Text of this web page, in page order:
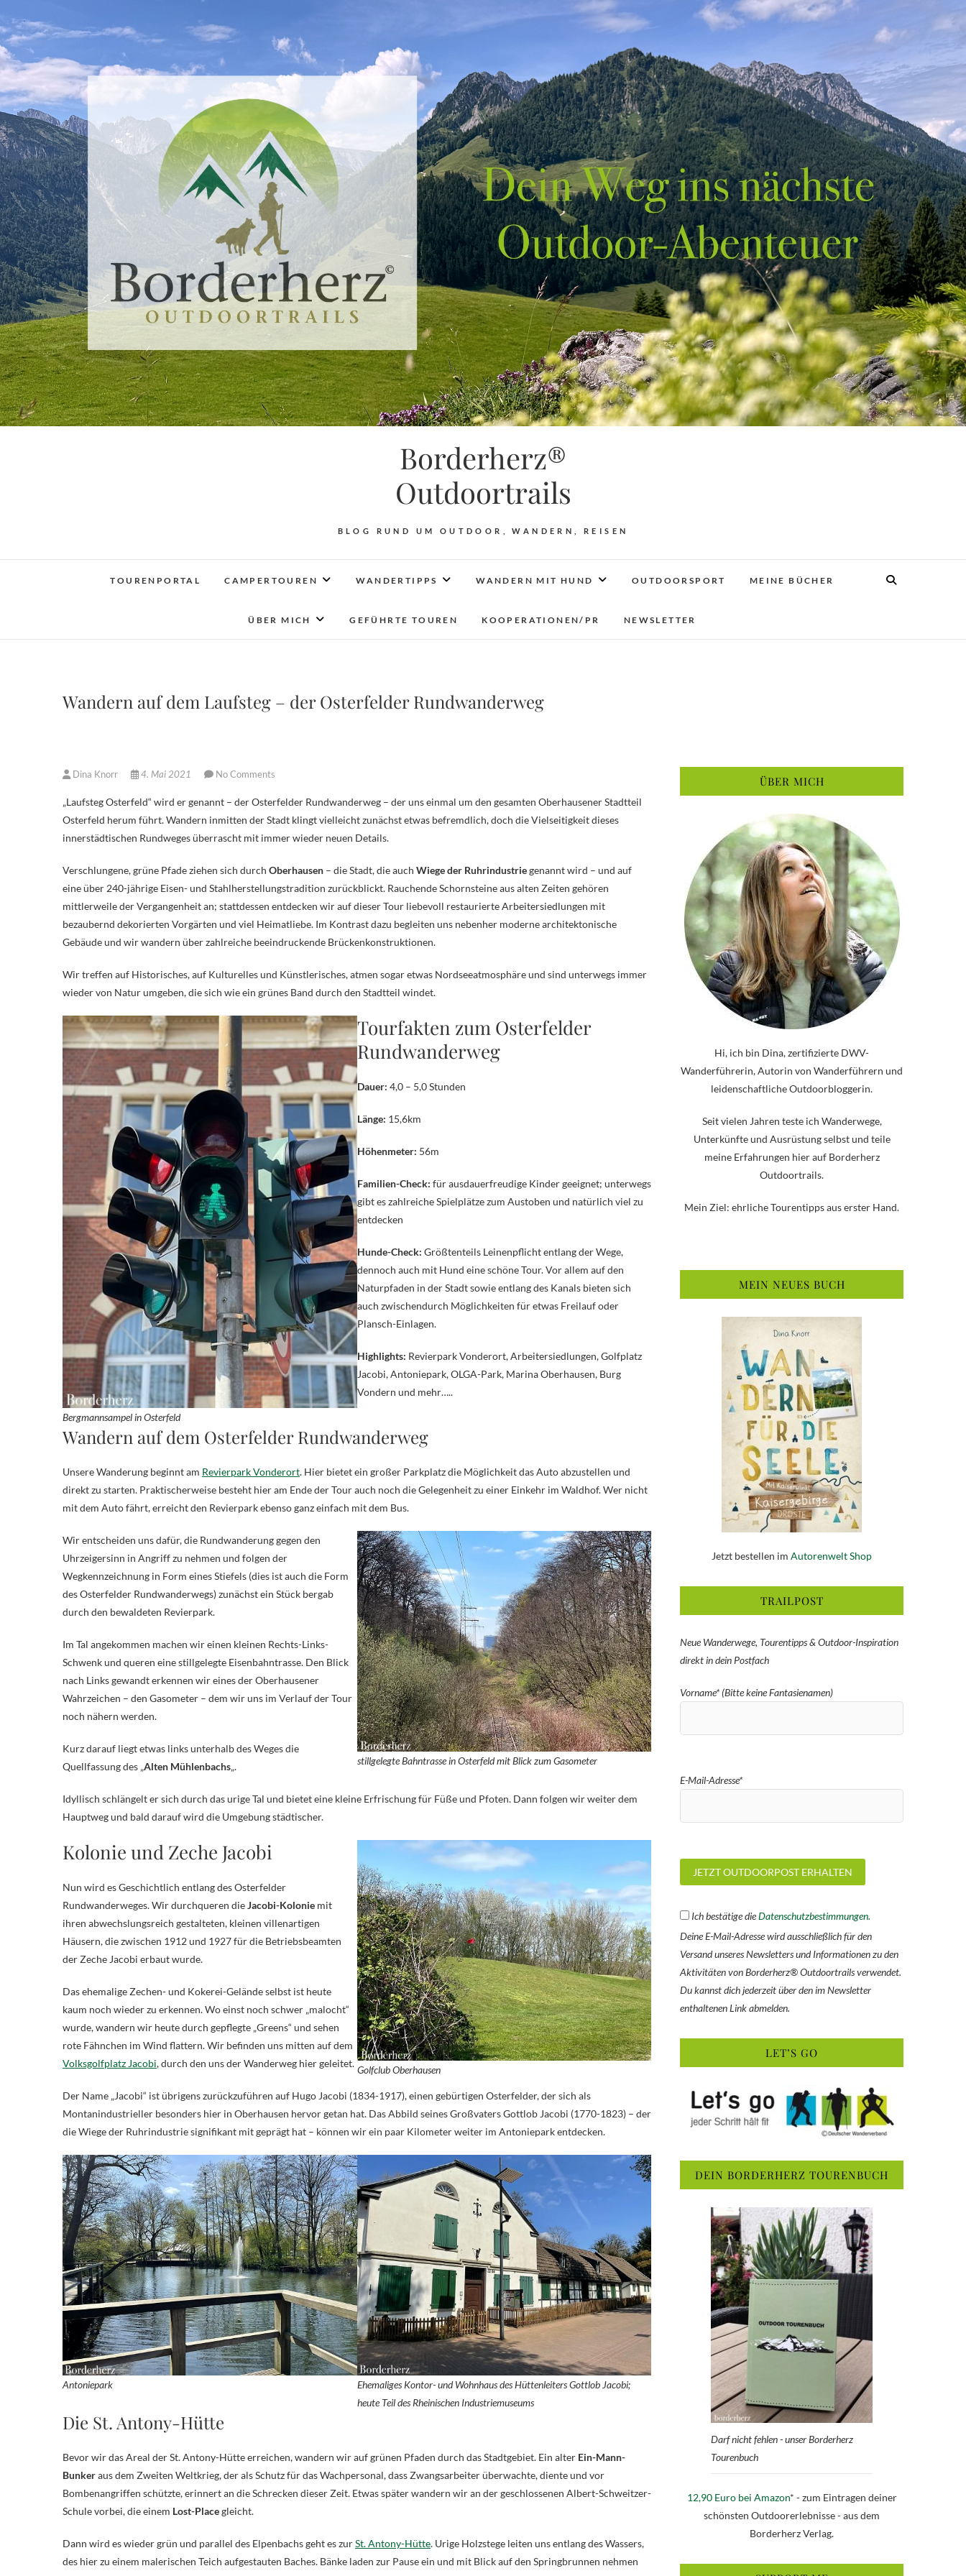
Borderherz®
Outdoortrails
BLOG RUND UM OUTDOOR, WANDERN, REISEN
TOURENPORTAL CAMPERTOUREN WANDERTIPPS WANDERN MIT HUND OUTDOORSPORT MEINE BÜCHER
ÜBER MICH GEFÜHRTE TOUREN KOOPERATIONEN/PR NEWSLETTER
Wandern auf dem Laufsteg – der Osterfelder Rundwanderweg
Dina Knorr 4. Mai 2021 No Comments
„Laufsteg Osterfeld“ wird er genannt – der Osterfelder Rundwanderweg – der uns einmal um den gesamten Oberhausener Stadtteil
Osterfeld herum führt. Wandern inmitten der Stadt klingt vielleicht zunächst etwas befremdlich, doch die Vielseitigkeit dieses
innerstädtischen Rundweges überrascht mit immer wieder neuen Details.
Verschlungene, grüne Pfade ziehen sich durch Oberhausen – die Stadt, die auch Wiege der Ruhrindustriegenannt wird – und auf
eine über 240-jährige Eisen- und Stahlherstellungstradition zurückblickt. Rauchende Schornsteine aus alten Zeiten gehören
mittlerweile der Vergangenheit an; stattdessen entdecken wir auf dieser Tour liebevoll restaurierte Arbeitersiedlungen mit
bezaubernd dekorierten Vorgärten und viel Heimatliebe. Im Kontrast dazu begleiten uns nebenher moderne architektonische
Gebäude und wir wandern über zahlreiche beeindruckende Brückenkonstruktionen.
Wir treffen auf Historisches, auf Kulturelles und Künstlerisches, atmen sogar etwas Nordseeatmosphäre und sind unterwegs immer
wieder von Natur umgeben, die sich wie ein grünes Band durch den Stadtteil windet.
Bergmannsampel in Osterfeld
Tourfakten zum Osterfelder
Rundwanderweg
Dauer: 4,0 – 5,0 Stunden
Länge: 15,6km
Höhenmeter: 56m
Familien-Check: für ausdauerfreudige Kinder geeignet; unterwegs
gibt es zahlreiche Spielplätze zum Austoben und natürlich viel zu
entdecken
Hunde-Check: Größtenteils Leinenpflicht entlang der Wege,
dennoch auch mit Hund eine schöne Tour. Vor allem auf den
Naturpfaden in der Stadt sowie entlang des Kanals bieten sich
auch zwischendurch Möglichkeiten für etwas Freilauf oder
Plansch-Einlagen.
Highlights: Revierpark Vonderort, Arbeitersiedlungen, Golfplatz
Jacobi, Antoniepark, OLGA-Park, Marina Oberhausen, Burg
Vondern und mehr…..
Wandern auf dem Osterfelder Rundwanderweg
Unsere Wanderung beginnt am Revierpark Vonderort. Hier bietet ein großer Parkplatz die Möglichkeit das Auto abzustellen und
direkt zu starten. Praktischerweise besteht hier am Ende der Tour auch noch die Gelegenheit zu einer Einkehr im Waldhof. Wer nicht
mit dem Auto fährt, erreicht den Revierpark ebenso ganz einfach mit dem Bus.
Wir entscheiden uns dafür, die Rundwanderung gegen den
Uhrzeigersinn in Angriff zu nehmen und folgen der
Wegkennzeichnung in Form eines Stiefels (dies ist auch die Form
des Osterfelder Rundwanderwegs) zunächst ein Stück bergab
durch den bewaldeten Revierpark.
Im Tal angekommen machen wir einen kleinen Rechts-Links-
Schwenk und queren eine stillgelegte Eisenbahntrasse. Den Blick
nach Links gewandt erkennen wir eines der Oberhausener
Wahrzeichen – den Gasometer – dem wir uns im Verlauf der Tour
noch nähern werden.
Kurz darauf liegt etwas links unterhalb des Weges die
Quellfassung des „Alten Mühlenbachs„. stillgelegte Bahntrasse in Osterfeld mit Blick zum Gasometer
Idyllisch schlängelt er sich durch das urige Tal und bietet eine kleine Erfrischung für Füße und Pfoten. Dann folgen wir weiter dem
Hauptweg und bald darauf wird die Umgebung städtischer.
Kolonie und Zeche Jacobi
Nun wird es Geschichtlich entlang des Osterfelder
Rundwanderweges. Wir durchqueren dieJacobi-Kolonie mit
ihren abwechslungsreich gestalteten, kleinen villenartigen
Häusern, die zwischen 1912 und 1927 für die Betriebsbeamten
der Zeche Jacobi erbaut wurde.
Das ehemalige Zechen- und Kokerei-Gelände selbst ist heute
kaum noch wieder zu erkennen. Wo einst noch schwer „malocht“
wurde, wandern wir heute durch gepflegte „Greens“ und sehen
rote Fähnchen im Wind flattern. Wir befinden uns mitten auf dem
Volksgolfplatz Jacobi, durch den uns der Wanderweg hier geleitet.
Golfclub Oberhausen
Der Name „Jacobi“ ist übrigens zurückzuführen auf Hugo Jacobi (1834-1917), einen gebürtigen Osterfelder, der sich als
Montanindustrieller besonders hier in Oberhausen hervor getan hat. Das Abbild seines Großvaters Gottlob Jacobi (1770-1823) – der
die Wiege der Ruhrindustrie signifikant mit geprägt hat – können wir ein paar Kilometer weiter im Antoniepark entdecken.
Antoniepark
Ehemaliges Kontor- und Wohnhaus des Hüttenleiters Gottlob Jacobi;
heute Teil des Rheinischen Industriemuseums
Die St. Antony-Hütte
Bevor wir das Areal der St. Antony-Hütte erreichen, wandern wir auf grünen Pfaden durch das Stadtgebiet. Ein alter Ein-Mann-
Bunkeraus dem Zweiten Weltkrieg, der als Schutz für das Wachpersonal, dass Zwangsarbeiter überwachte, diente und vor
Bombenangriffen schützte, erinnert an die Schrecken dieser Zeit. Etwas später wandern wir an der geschlossenen Albert-Schweitzer-
Schule vorbei, die einem Lost-Placegleicht.
Dann wird es wieder grün und parallel des Elpenbachs geht es zurSt. Antony-Hütte. Urige Holzstege leiten uns entlang des Wassers,
des hier zu einem malerischen Teich aufgestauten Baches. Bänke laden zur Pause ein und mit Blick auf den Springbrunnen nehmen
ÜBER MICH
Hi, ich bin Dina, zertifizierte DWV-
Wanderführerin, Autorin von Wanderführern und
leidenschaftliche Outdoorbloggerin.
Seit vielen Jahren teste ich Wanderwege,
Unterkünfte und Ausrüstung selbst und teile
meine Erfahrungen hier auf Borderherz
Outdoortrails.
Mein Ziel: ehrliche Tourentipps aus erster Hand.
MEIN NEUES BUCH
Jetzt bestellen im Autorenwelt Shop
TRAILPOST
Neue Wanderwege, Tourentipps & Outdoor-Inspiration
direkt in dein Postfach
Vorname* (Bitte keine Fantasienamen)
E-Mail-Adresse*
Ich bestätige dieDatenschutzbestimmungen.
Deine E-Mail-Adresse wird ausschließlich für den
Versand unseres Newsletters und Informationen zu den
Aktivitäten von Borderherz® Outdoortrails verwendet.
Du kannst dich jederzeit über den im Newsletter
enthaltenen Link abmelden.
LET’S GO
DEIN BORDERHERZ TOURENBUCH
Darf nicht fehlen - unser Borderherz
Tourenbuch
12,90 Euro bei Amazon* - zum Eintragen deiner
schönsten Outdoorerlebnisse - aus dem
Borderherz Verlag.